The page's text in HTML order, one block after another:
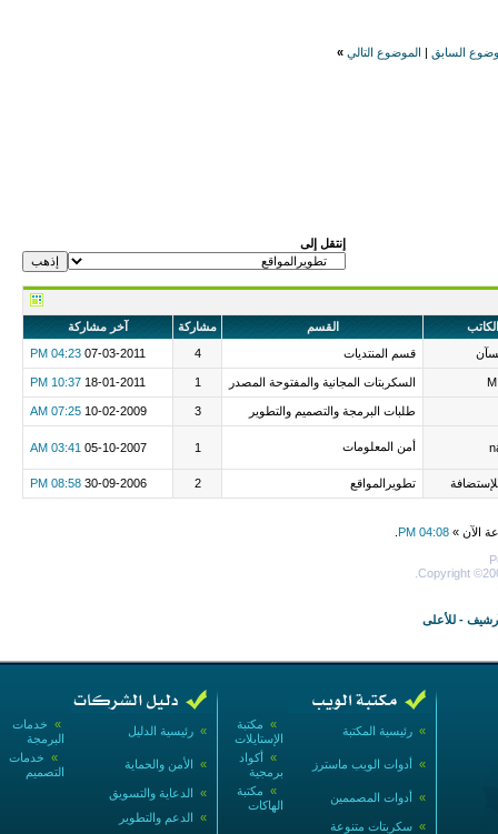
السابق الموضوع التالي »
إنتقل إلى
الكاتب القسم مشاركة
آخر مشاركة
قسم المنتديات 4
07-03-2011
04:23 PM
السكربتات المجانية والمفتوحة المصدر 1
18-01-2011
10:37 PM
طلبات البرمجة والتصميم والتطوير 3
10-02-2009
07:25 AM
أمن المعلومات 1
05-10-2007
03:41 AM
تطويرالمواقع 2
30-09-2006
08:58 PM
الآن » 04:08 PM
Copyright
- للأعلى
» خدمات
البرمجة
» رئيسية الدليل
» خدمات
التصميم
» الأمن والحماية
» الدعاية والتسويق
» الدعم والتطوير
» مكتبة
الإستايلات
» رئيسية المكتبة
» أكواد
برمجية
» أدوات الويب ماسترز
» مكتبة
الهاكات
» أدوات المصممين
» سكربتات متنوعة